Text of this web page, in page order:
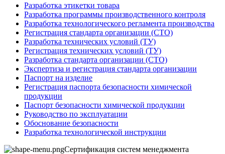
Разработка этикетки товара
Разработка программы производственного контроля
Разработка технологического регламента производства
Регистрация стандарта организации (СТО)
Разработка технических условий (ТУ)
Регистрация технических условий (ТУ)
Разработка стандарта организации (СТО)
Экспертиза и регистрация стандарта организации
Паспорт на изделие
Регистрация паспорта безопасности химической
продукции
Паспорт безопасности химической продукции
Руководство по эксплуатации
Обоснование безопасности
Разработка технологической инструкции
Сертификация систем менеджмента